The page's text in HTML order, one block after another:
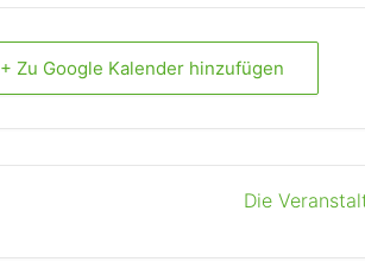
+ Zu Google Kalender hinzufügen
Die